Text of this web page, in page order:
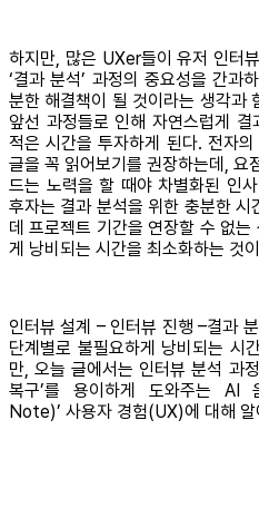
하지만, 많은 UXer들이 유저 인터
‘결과 분석’ 과정의 중요성을 간과
분한 해결책이 될 것이라는 생각과
앞선 과정들로 인해 자연스럽게
적은 시간을 투자하게 된다. 전자
글을 꼭 읽어보기를 권장하는데, 요
드는 노력을 할 때야 차별화된 인
후자는 결과 분석을 위한 충분한
데 프로젝트 기간을 연장할 수 없
게 낭비되는 시간을 최소화하는 것
인터뷰 설계 – 인터뷰 진행 –결과
단계별로 불필요하게 낭비되는 시
만, 오늘 글에서는 인터뷰 분석 과
복구’를 용이하게 도와주는 AI
Note)’ 사용자 경험(UX)에 대해 알